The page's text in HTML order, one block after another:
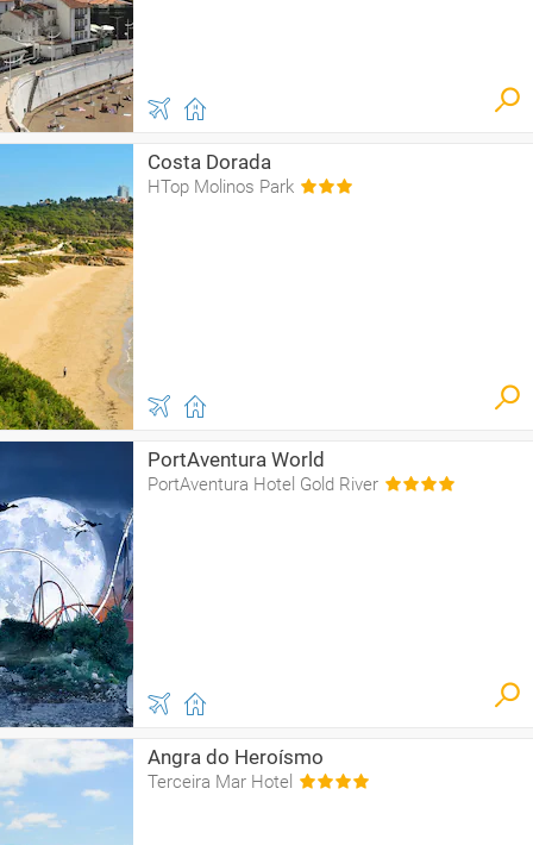
Costa Dorada
HTop Molinos Park
PortAventura World
PortAventura Hotel Gold River
Angra do Heroísmo
Terceira Mar Hotel